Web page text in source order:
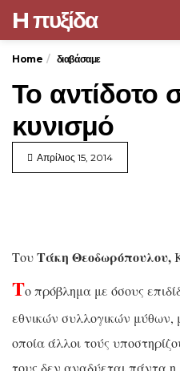
H πυξίδα
Home διαβάσαμε
Το αντίδοτο
κυνισμό
Απρίλιος 15, 2014
ΤουΤάκη Θεοδωρόπουλου,
Το πρόβλημα με όσους
εθνικών συλλογικών μύθων,
οποία άλλοι τούς
τους δεν αναδύεται πάντα